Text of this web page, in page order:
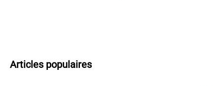
Articles populaires